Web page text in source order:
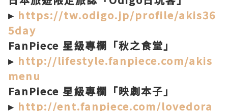
▸ https://tw.odigo.jp/profile/akis36
5day
FanPiece 星級專欄「秋之食堂」
▸ http://lifestyle.fanpiece.com/akis
menu
FanPiece 星級專欄「映劇本子」
▸ http://ent.fanpiece.com/lovedora